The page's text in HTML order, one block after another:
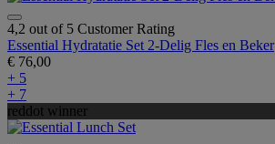
4,2 out of 5 Customer Rating
Essential Hydratatie Set 2-Delig Fles en Beker
€ 76,00
+ 5
+ 7
reddot winner